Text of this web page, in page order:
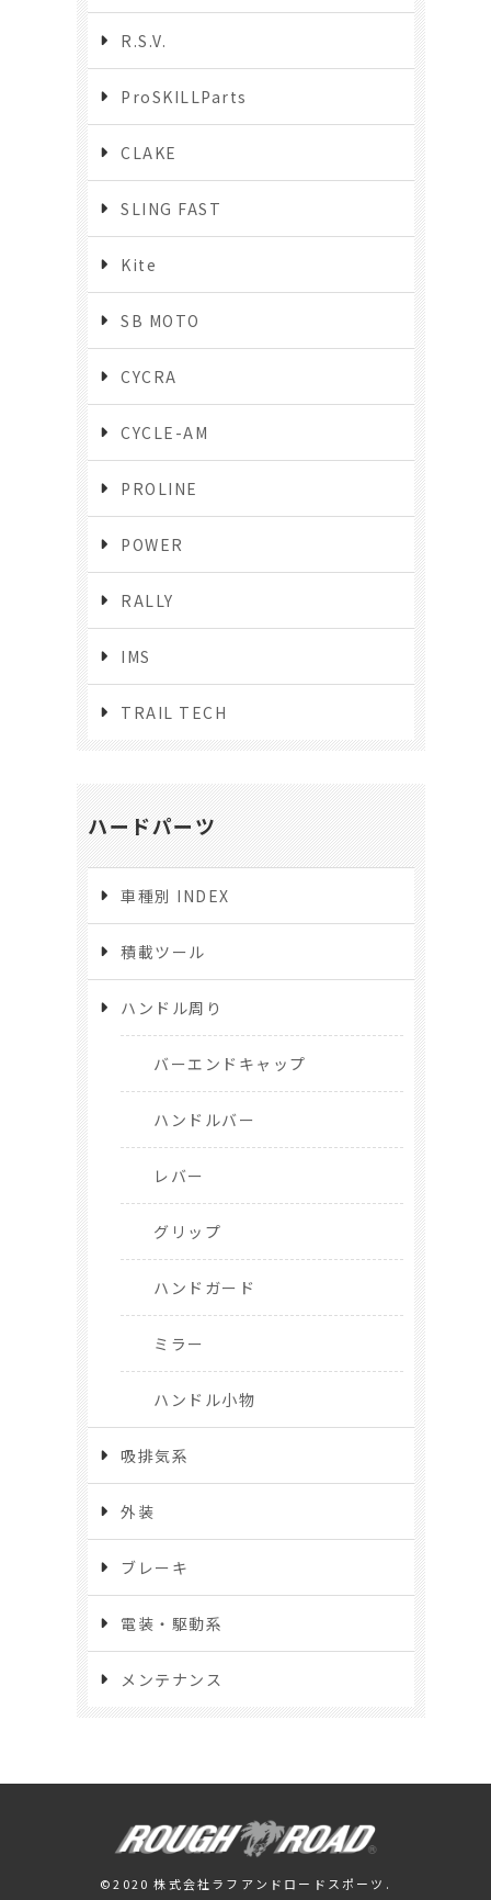
R.S.V.
ProSKILLParts
CLAKE
SLING FAST
Kite
SB MOTO
CYCRA
CYCLE-AM
PROLINE
POWER
RALLY
IMS
TRAIL TECH
ハードパーツ
車種別 INDEX
積載ツール
ハンドル周り
バーエンドキャップ
ハンドルバー
レバー
グリップ
ハンドガード
ミラー
ハンドル小物
吸排気系
外装
ブレーキ
電装・駆動系
メンテナンス
©2020 株式会社ラフアンドロードスポーツ.